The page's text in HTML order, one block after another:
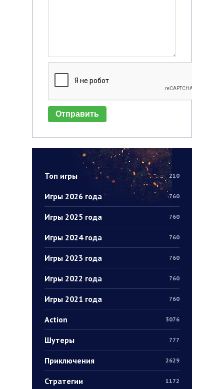
Топ игры 210
Игры 2026 года 760
Игры 2025 года 760
Игры 2024 года 760
Игры 2023 года 760
Игры 2022 года 760
Игры 2021 года 760
Action 3076
Шутеры 777
Приключения 2629
Стратегии 1172
Отправить